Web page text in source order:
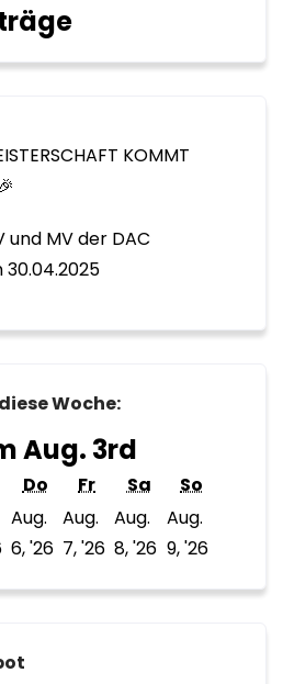
KOMMT
und MV der DAC
30.04.2025
Woche:
Aug. 3rd
Mittwoch
DoDonnerstag
FrFreitag
SaSamstag
So
5.
Aug.
6, '266.
Aug.
7, '267.
Aug.
8, '268.
Aug.
9, '269.